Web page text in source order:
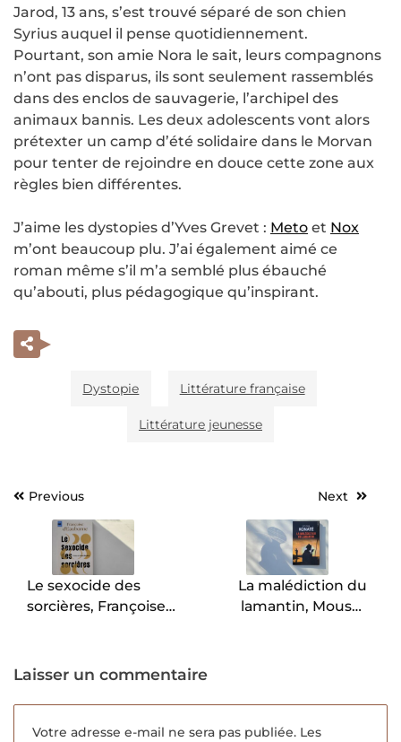
Jarod, 13 ans, s’est trouvé séparé de son chien
Syrius auquel il pense quotidiennement.
Pourtant, son amie Nora le sait, leurs compagnons
n’ont pas disparus, ils sont seulement rassemblés
dans des enclos de sauvagerie, l’archipel des
animaux bannis. Les deux adolescents vont alors
prétexter un camp d’été solidaire dans le Morvan
pour tenter de rejoindre en douce cette zone aux
règles bien différentes.
J’aime les dystopies d’Yves Grevet : Meto et Nox
m’ont beaucoup plu. J’ai également aimé ce
roman même s’il m’a semblé plus ébauché
qu’abouti, plus pédagogique qu’inspirant.
Dystopie Littérature française
Littérature jeunesse
Navigation
l’article
Previous
Le sexocide des
sorcières, Françoise
Next
La malédiction du
lamantin, Moussa
Laisser un commentaire
Votre adresse e-mail ne sera pas publiée. Les